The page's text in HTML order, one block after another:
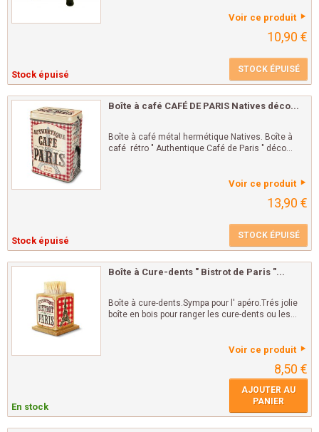
Voir ce produit
10,90 €
Stock épuisé STOCK ÉPUISÉ
Boîte à café CAFÉ DE PARIS Natives déco...
Boîte à café métal hermétique Natives. Boîte à
café rétro " Authentique Café de Paris " déco...
Voir ce produit
13,90 €
Stock épuisé STOCK ÉPUISÉ
Boîte à Cure-dents " Bistrot de Paris "...
Boîte à cure-dents.Sympa pour l' apéro.Trés jolie
boîte en bois pour ranger les cure-dents ou les...
Voir ce produit
8,50 €
En stock
AJOUTER AU
PANIER